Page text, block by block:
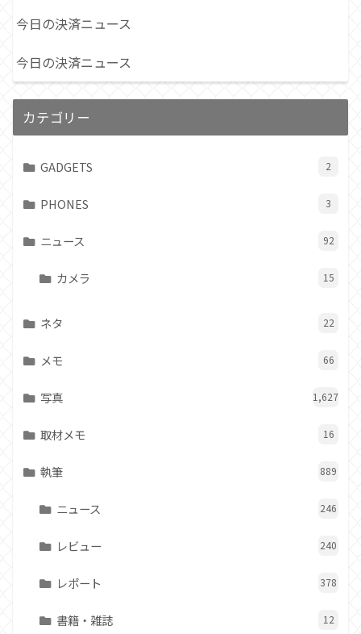
今日の決済ニュース
今日の決済ニュース
カテゴリー
GADGETS 2
PHONES 3
ニュース 92
カメラ 15
ネタ 22
メモ 66
写真 1,627
取材メモ 16
執筆 889
ニュース 246
レビュー 240
レポート 378
書籍・雑誌 12